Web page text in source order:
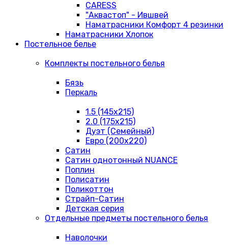
CARESS
"Аквастоп" - Ившвей
Наматрасники Комфорт 4 резинки
Наматрасники Хлопок
Постельное белье
Комплекты постельного белья
Бязь
Перкаль
1.5 (145х215)
2.0 (175х215)
Дуэт (Семейный)
Евро (200х220)
Сатин
Сатин однотонный NUANCE
Поплин
Полисатин
Поликоттон
Страйп-Сатин
Детская серия
Отдельные предметы постельного белья
Наволочки